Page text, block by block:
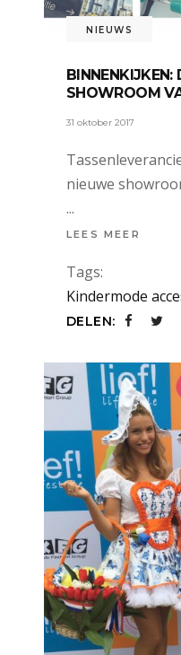
NIEUWS
BINNENKIJKEN:
SHOWROOM
31 oktober 2017
nieuwe
LEES MEER
Tags:
Kindermode
DELEN: